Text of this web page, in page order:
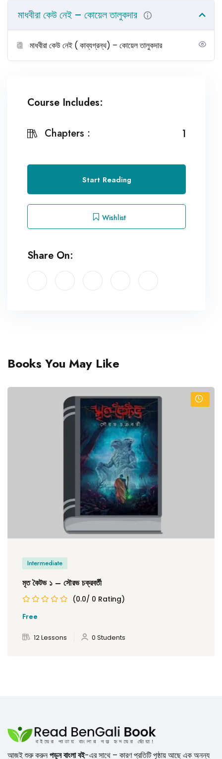
মাধবীরা কেউ নেই – কোয়েল তালুকদার
মাধবীরা কেউ নেই ( কাব্যগ্রন্থ) – কোয়েল তালুকদার
Course Includes:
Chapters : 1
Start Reading
Wishlist
Share On:
Books You May Like
Intermediate
মৃত কৈটভ ১ – সৌরভ চক্রবর্তী
(0.0/ 0 Rating)
Free
12 Lessons 0 Students
আজই শুরু করুনপড়ুন বাংলা বই-এর সাথে – কারণ প্রতিটি পৃষ্ঠায় আছে এক অনন্য